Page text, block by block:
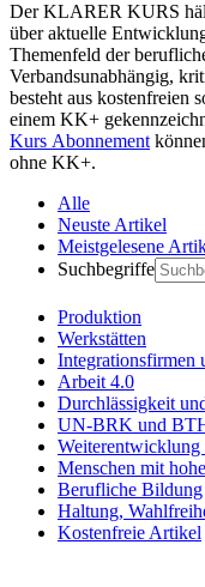
Der KLARER KURS
über aktuelle
Themenfeld der
Verbandsunabhängig,
besteht aus kostenfreien
einem KK+
Kurs Abonnement
ohne KK+.
Alle
Neuste Artikel
Meistgelesene
Suchbegriffe
Produktion
Werkstätten
Integrationsfirmen
Arbeit 4.0
Durchlässigkeit
UN-BRK und
Weiterentwicklung
Menschen mit
Berufliche Bildung
Haltung,
Kostenfreie Artikel